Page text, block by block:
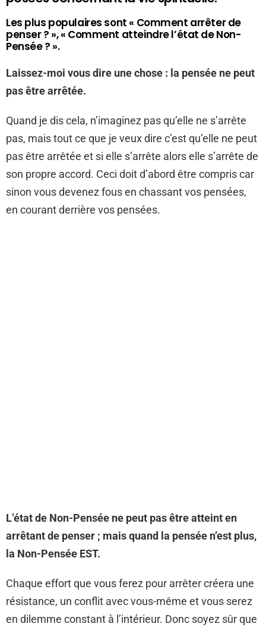
Les plus populaires sont « Comment arrêter de
penser ? », « Comment atteindre l’état de Non-
Pensée ? ».
Laissez-moi vous dire une chose : la pensée ne peut
pas être arrêtée.
Quand je dis cela, n’imaginez pas qu’elle ne s’arrête
pas, mais tout ce que je veux dire c’est qu’elle ne peut
pas être arrêtée et si elle s’arrête alors elle s’arrête de
son propre accord. Ceci doit d’abord être compris car
sinon vous devenez fous en chassant vos pensées,
en courant derrière vos pensées.
L’état de Non-Pensée ne peut pas être atteint en
arrêtant de penser ; mais quand la pensée n’est plus,
la Non-Pensée EST.
Chaque effort que vous ferez pour arrêter créera une
résistance, un conflit avec vous-même et vous serez
en dilemme constant à l’intérieur. Donc soyez sûr que